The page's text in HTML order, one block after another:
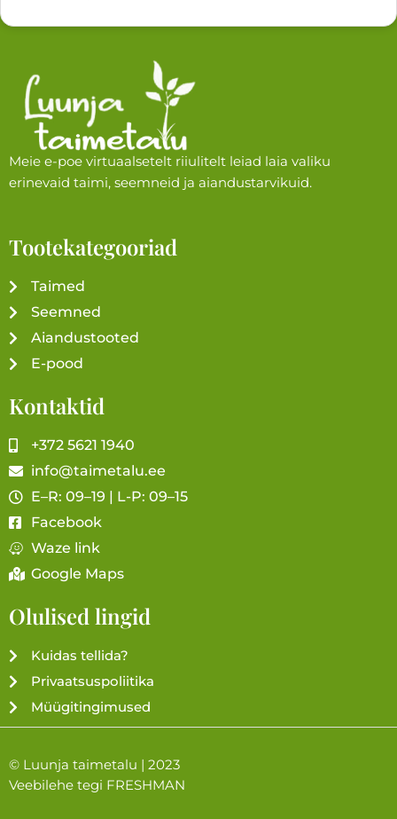
Meie e-poe virtuaalsetelt riiulitelt leiad laia valiku
erinevaid taimi, seemneid ja aiandustarvikuid.
Tootekategooriad
Taimed
Seemned
Aiandustooted
E-pood
Kontaktid
+372 5621 1940
info@taimetalu.ee
E–R: 09–19 | L-P: 09–15
Facebook
Waze link
Google Maps
Olulised lingid
Kuidas tellida?
Privaatsuspoliitika
Müügitingimused
© Luunja taimetalu | 2023
Veebilehe tegi FRESHMAN